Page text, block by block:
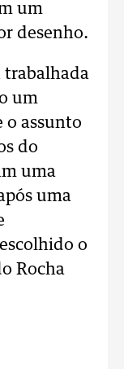
um
desenho.
trabalhada
um
o assunto
do
uma
uma
o
Rocha